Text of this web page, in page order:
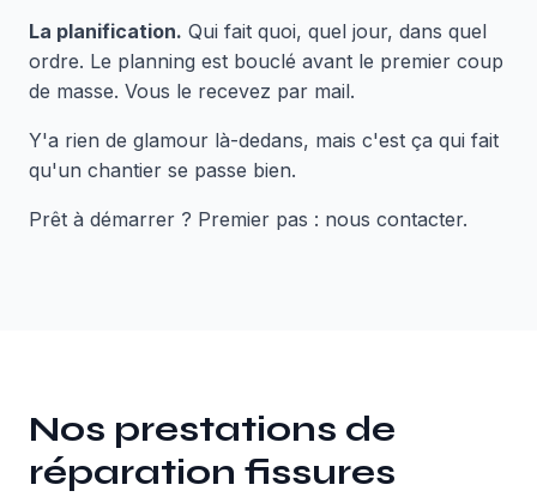
La planification. Qui fait quoi, quel jour, dans quel
ordre. Le planning est bouclé avant le premier coup
de masse. Vous le recevez par mail.
Y'a rien de glamour là-dedans, mais c'est ça qui fait
qu'un chantier se passe bien.
Prêt à démarrer ? Premier pas : nous contacter.
Nos prestations de
réparation fissures